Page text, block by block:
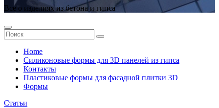
Все о изделиях из бетона и гипса
Home
Cиликоновые формы для 3D панелей из гипса
Контакты
Пластиковые формы для фасадной плитки 3D
Формы
Статьи